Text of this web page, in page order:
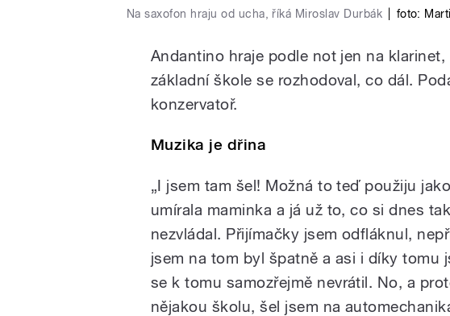
Na saxofon hraju od ucha, říká Miroslav Durbák foto:
Andantino hraje podle not jen na
základní škole se rozhodoval, co dál.
konzervatoř.
Muzika je dřina
„I jsem tam šel! Možná to teď použiju
umírala maminka a já už to, co si dnes
nezvládal. Přijímačky jsem odfláknul,
jsem na tom byl špatně a asi i díky tomu
se k tomu samozřejmě nevrátil. No, a
nějakou školu, šel jsem na